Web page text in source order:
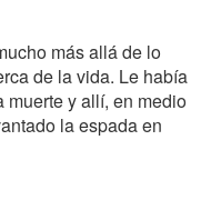
más allá de lo
de la vida. Le había
muerte y allí, en medio
la espada en